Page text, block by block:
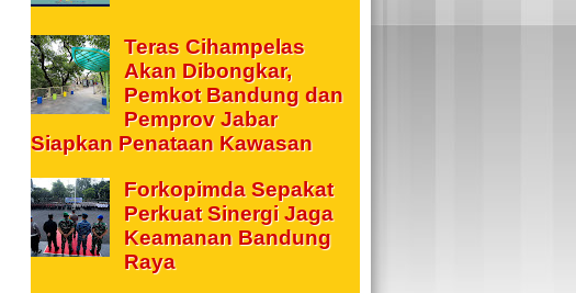
Teras Cihampelas
Akan Dibongkar,
Pemkot Bandung dan
Pemprov Jabar
Siapkan Penataan Kawasan
Forkopimda Sepakat
Perkuat Sinergi Jaga
Keamanan Bandung
Raya